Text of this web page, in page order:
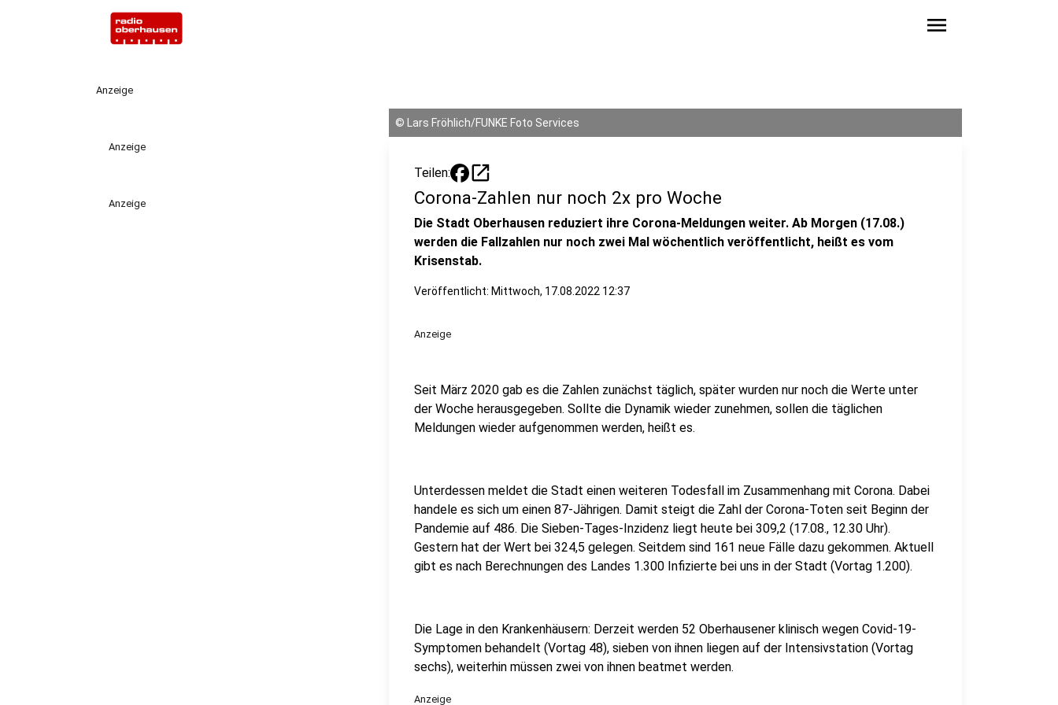
menu
Anzeige
Anzeige
Anzeige
© Lars Fröhlich/FUNKE Foto Services
Teilen: open_in_new
Corona-Zahlen nur noch 2x pro Woche
Die Stadt Oberhausen reduziert ihre Corona-Meldungen weiter. Ab Morgen (17.08.)
werden die Fallzahlen nur noch zwei Mal wöchentlich veröffentlicht, heißt es vom
Krisenstab.
Veröffentlicht: Mittwoch, 17.08.2022 12:37
Anzeige
Seit März 2020 gab es die Zahlen zunächst täglich, später wurden nur noch die Werte unter
der Woche herausgegeben. Sollte die Dynamik wieder zunehmen, sollen die täglichen
Meldungen wieder aufgenommen werden, heißt es.
Unterdessen meldet die Stadt einen weiteren Todesfall im Zusammenhang mit Corona. Dabei
handele es sich um einen 87-Jährigen. Damit steigt die Zahl der Corona-Toten seit Beginn der
Pandemie auf 486. Die Sieben-Tages-Inzidenz liegt heute bei 309,2 (17.08., 12.30 Uhr).
Gestern hat der Wert bei 324,5 gelegen. Seitdem sind 161 neue Fälle dazu gekommen. Aktuell
gibt es nach Berechnungen des Landes 1.300 Infizierte bei uns in der Stadt (Vortag 1.200).
Die Lage in den Krankenhäusern: Derzeit werden 52 Oberhausener klinisch wegen Covid-19-
Symptomen behandelt (Vortag 48), sieben von ihnen liegen auf der Intensivstation (Vortag
sechs), weiterhin müssen zwei von ihnen beatmet werden.
Anzeige